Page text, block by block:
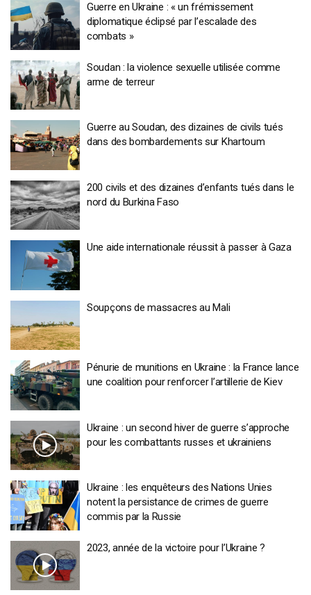
Guerre en Ukraine : « un frémissement
diplomatique éclipsé par l’escalade des
combats »
Soudan : la violence sexuelle utilisée comme
arme de terreur
Guerre au Soudan, des dizaines de civils tués
dans des bombardements sur Khartoum
200 civils et des dizaines d’enfants tués dans le
nord du Burkina Faso
Une aide internationale réussit à passer à Gaza
Soupçons de massacres au Mali
Pénurie de munitions en Ukraine : la France lance
une coalition pour renforcer l’artillerie de Kiev
Ukraine : un second hiver de guerre s’approche
pour les combattants russes et ukrainiens
Ukraine : les enquêteurs des Nations Unies
notent la persistance de crimes de guerre
commis par la Russie
2023, année de la victoire pour l’Ukraine ?